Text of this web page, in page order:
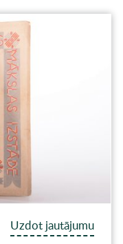
Uzdot jautājumu